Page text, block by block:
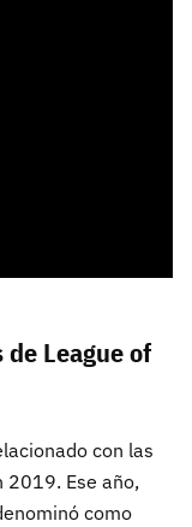
League of
con las
2019. Ese año,
como